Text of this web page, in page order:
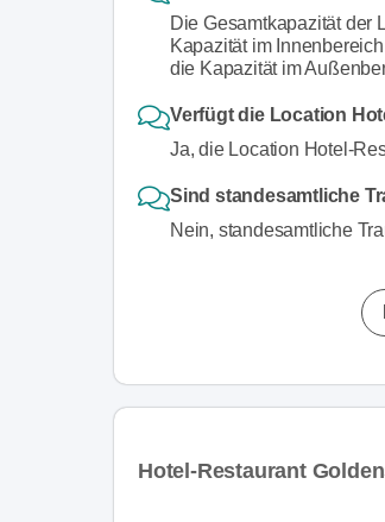
Die Gesamtkapazität der
Kapazität im
die Kapazität im
Verfügt die Location
Ja, die Location Hotel-
Sind standesamtliche
Nein, standesamtliche
Hotel-Restaurant